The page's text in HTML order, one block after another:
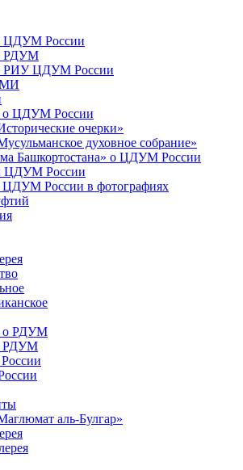
ЦДУМ России
РДУМ
РИУ ЦДУМ России
о ЦДУМ России
очерки»
духовное собрание»
Башкортостана» о ЦДУМ России
ЦДУМ России
ЦДУМ России в фотографиях
о РДУМ
РДУМ
аль-Булгар»